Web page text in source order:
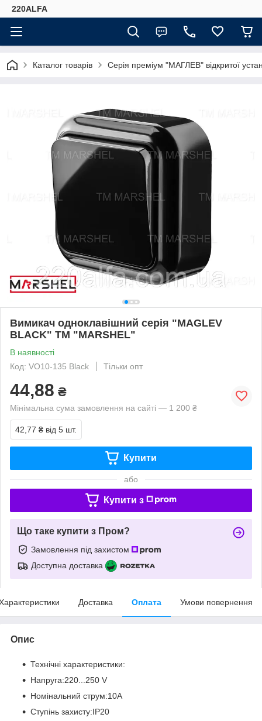
220ALFA
Каталог товарів Серія преміум "МАГЛЕВ" відкритої
Вимикач одноклавішний серія "MAGLEV
BLACK" ТМ "MARSHEL"
В наявності
Код: VO10-135 Black
Тільки опт
44,88 ₴
Мінімальна сума замовлення на сайті — 1 200 ₴
42,77 ₴ від 5 шт.
Купити
або
Купити з
Що таке купити з Пром?
Замовлення під захистом
Доступна доставка
Доставка Оплата Умови повернення
Опис
Технічні характеристики:
Напруга:220...250 V
Номінальний струм:10А
Ступінь захисту:IP20